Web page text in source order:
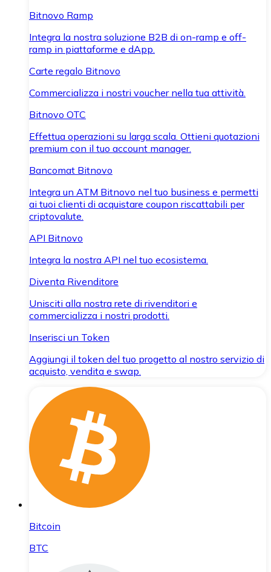
Bitnovo Ramp
Integra la nostra soluzione B2B di on-ramp e off-
ramp in piattaforme e dApp.
Carte regalo Bitnovo
Commercializza i nostri voucher nella tua attività.
Bitnovo OTC
Effettua operazioni su larga scala. Ottieni quotazioni
premium con il tuo account manager.
Bancomat Bitnovo
Integra un ATM Bitnovo nel tuo business e permetti
ai tuoi clienti di acquistare coupon riscattabili per
criptovalute.
API Bitnovo
Integra la nostra API nel tuo ecosistema.
Diventa Rivenditore
Unisciti alla nostra rete di rivenditori e
commercializza i nostri prodotti.
Inserisci un Token
Aggiungi il token del tuo progetto al nostro servizio di
acquisto, vendita e swap.
Bitcoin
BTC